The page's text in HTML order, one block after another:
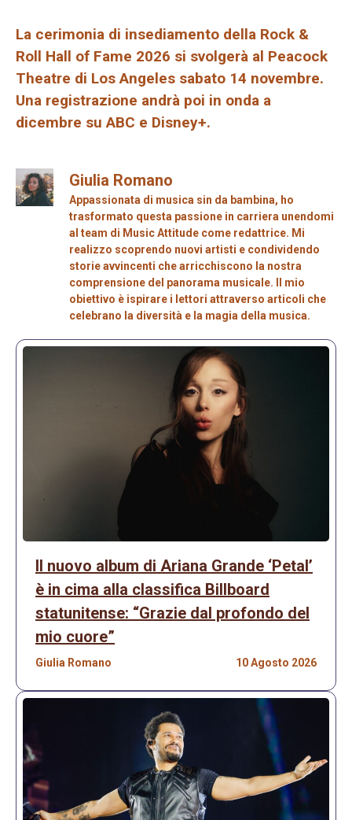
La cerimonia di insediamento della Rock &
Roll Hall of Fame 2026 si svolgerà al Peacock
Theatre di Los Angeles sabato 14 novembre.
Una registrazione andrà poi in onda a
dicembre su ABC e Disney+.
Giulia Romano
Appassionata di musica sin da bambina, ho
trasformato questa passione in carriera unendomi
al team di Music Attitude come redattrice. Mi
realizzo scoprendo nuovi artisti e condividendo
storie avvincenti che arricchiscono la nostra
comprensione del panorama musicale. Il mio
obiettivo è ispirare i lettori attraverso articoli che
celebrano la diversità e la magia della musica.
Il nuovo album di Ariana Grande ‘Petal’
è in cima alla classifica Billboard
statunitense: “Grazie dal profondo del
mio cuore”
Giulia Romano 10 Agosto 2026